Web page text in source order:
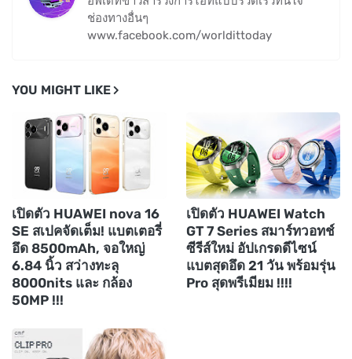
ช่องทางอื่นๆ
www.facebook.com/worldittoday
YOU MIGHT LIKE
เปิดตัว HUAWEI nova 16
SE สเปคจัดเต็ม! แบตเตอรี่
อึด 8500mAh, จอใหญ่
6.84 นิ้ว สว่างทะลุ
8000nits และ กล้อง
50MP !!!
เปิดตัว HUAWEI Watch
GT 7 Series สมาร์ทวอทช์
ซีรีส์ใหม่ อัปเกรดดีไซน์
แบตสุดอึด 21 วัน พร้อมรุ่น
Pro สุดพรีเมียม !!!!